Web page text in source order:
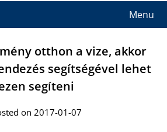
Menu
otthon a vize, akkor
segítségével lehet
segíteni
on 2017-01-07